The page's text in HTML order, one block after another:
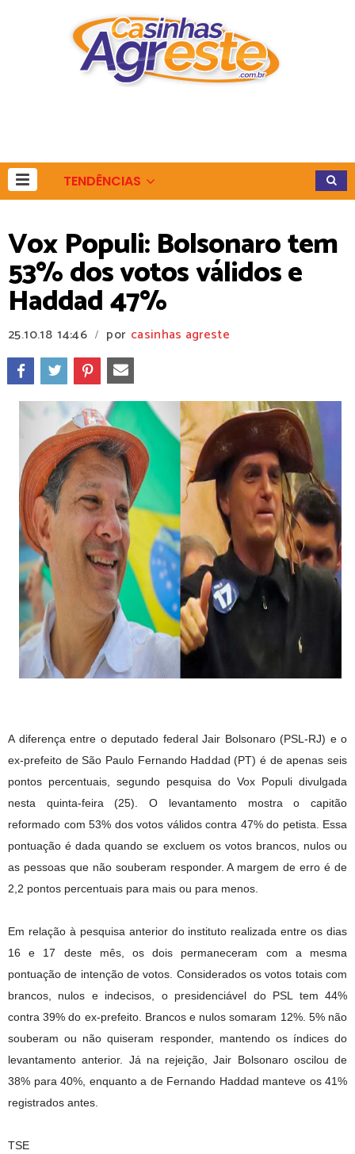
TENDÊNCIAS
Vox Populi: Bolsonaro tem
53% dos votos válidos e
Haddad 47%
25.10.18 14:46 / por casinhas agreste
A diferença entre o deputado federal Jair Bolsonaro (PSL-RJ) e o
ex-prefeito de São Paulo Fernando Haddad (PT) é de apenas seis
pontos percentuais, segundo pesquisa do Vox Populi divulgada
nesta quinta-feira (25). O levantamento mostra o capitão
reformado com 53% dos votos válidos contra 47% do petista. Essa
pontuação é dada quando se excluem os votos brancos, nulos ou
as pessoas que não souberam responder. A margem de erro é de
2,2 pontos percentuais para mais ou para menos.
Em relação à pesquisa anterior do instituto realizada entre os dias
16 e 17 deste mês, os dois permaneceram com a mesma
pontuação de intenção de votos. Considerados os votos totais com
brancos, nulos e indecisos, o presidenciável do PSL tem 44%
contra 39% do ex-prefeito. Brancos e nulos somaram 12%. 5% não
souberam ou não quiseram responder, mantendo os índices do
levantamento anterior. Já na rejeição, Jair Bolsonaro oscilou de
38% para 40%, enquanto a de Fernando Haddad manteve os 41%
registrados antes.
TSE